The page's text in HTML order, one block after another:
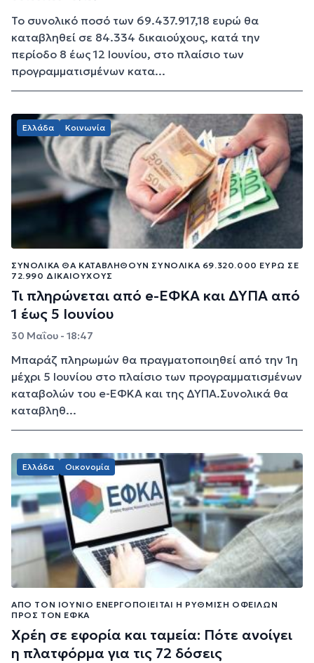
Το συνολικό ποσό των 69.437.917,18 ευρώ θα
καταβληθεί σε 84.334 δικαιούχους, κατά την
περίοδο 8 έως 12 Ιουνίου, στο πλαίσιο των
προγραμματισμένων κατα...
Ελλάδα Κοινωνία
ΣΥΝΟΛΙΚΆ ΘΑ ΚΑΤΑΒΛΗΘΟΎΝ ΣΥΝΟΛΙΚΆ 69.320.000 ΕΥΡΏ ΣΕ
72.990 ΔΙΚΑΙΟΎΧΟΥΣ
Τι πληρώνεται από e-ΕΦΚΑ και ΔΥΠΑ από
1 έως 5 Iουνίου
30 Μαΐου - 18:47
Μπαράζ πληρωμών θα πραγματοποιηθεί από την 1η
μέχρι 5 Ιουνίου στο πλαίσιο των προγραμματισμένων
καταβολών του e-ΕΦΚΑ και της ΔΥΠΑ.Συνολικά θα
καταβληθ...
Ελλάδα Οικονομία
ΑΠΌ ΤΟΝ ΙΟΎΝΙΟ ΕΝΕΡΓΟΠΟΙΕΊΤΑΙ Η ΡΎΘΜΙΣΗ ΟΦΕΙΛΏΝ
ΠΡΟΣ ΤΟΝ ΕΦΚΑ
Χρέη σε εφορία και ταμεία: Πότε ανοίγει
η πλατφόρμα για τις 72 δόσεις